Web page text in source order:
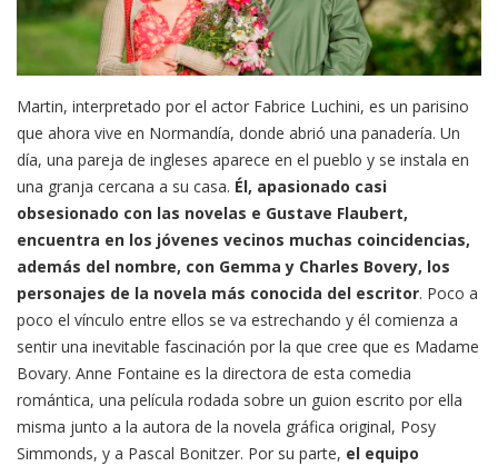
Martin, interpretado por el actor Fabrice Luchini, es un parisino
que ahora vive en Normandía, donde abrió una panadería. Un
día, una pareja de ingleses aparece en el pueblo y se instala en
una granja cercana a su casa. Él, apasionado casi
obsesionado con las novelas e Gustave Flaubert,
encuentra en los jóvenes vecinos muchas coincidencias,
además del nombre, con Gemma y Charles Bovery, los
personajes de la novela más conocida del escritor. Poco a
poco el vínculo entre ellos se va estrechando y él comienza a
sentir una inevitable fascinación por la que cree que es Madame
Bovary. Anne Fontaine es la directora de esta comedia
romántica, una película rodada sobre un guion escrito por ella
misma junto a la autora de la novela gráfica original, Posy
Simmonds, y a Pascal Bonitzer. Por su parte, el equipo